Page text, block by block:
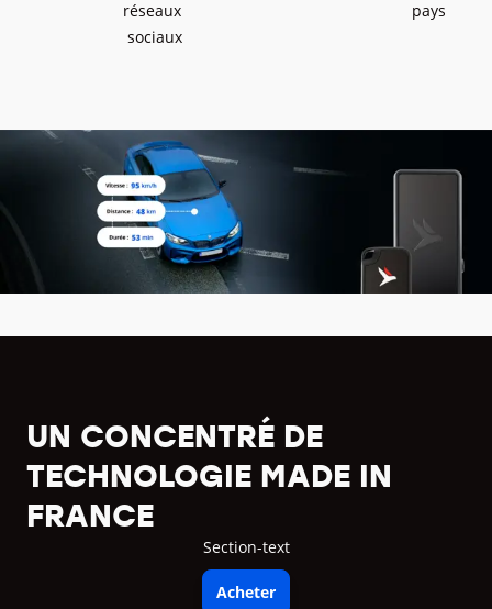
réseaux
sociaux
pays
UN CONCENTRÉ DE
TECHNOLOGIE MADE IN
FRANCE
Section-text
Acheter